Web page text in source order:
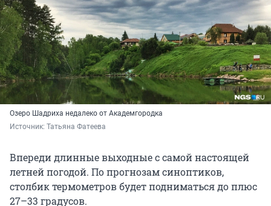
Озеро Шадриха недалеко от Академгородка
Источник: Татьяна Фатеева
Впереди длинные выходные с самой настоящей
летней погодой. По прогнозам синоптиков,
столбик термометров будет подниматься до плюс
27–33 градусов.